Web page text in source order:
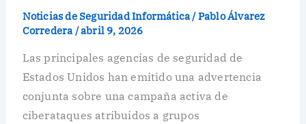
Noticias de Seguridad Informática/Pablo Álvarez
Corredera /abril 9, 2026
Las principales agencias de seguridad de
Estados Unidos han emitido una advertencia
conjunta sobre una campaña activa de
ciberataques atribuidos a grupos